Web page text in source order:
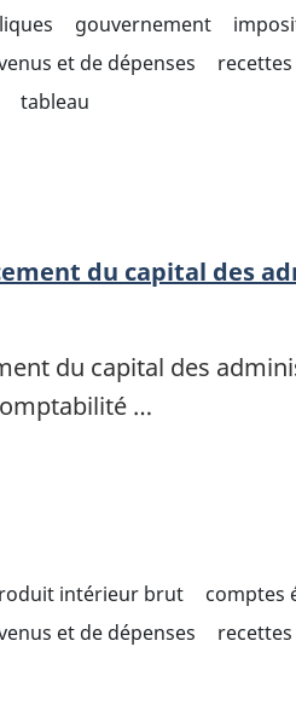
gouvernement
et de dépenses
tableau
du capital des
du capital des
…
intérieur brut comptes
et de dépenses